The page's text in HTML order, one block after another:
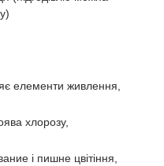
елементи живлення,
хлорозу,
і пишне цвітіння,